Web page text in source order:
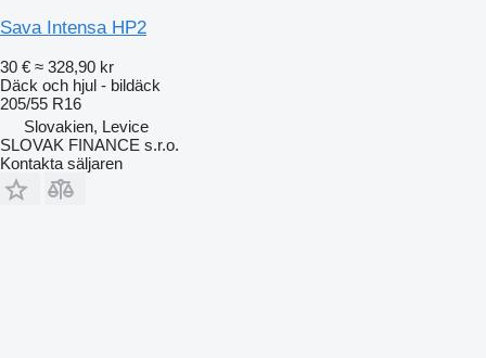
Sava Intensa HP2
30 € ≈ 328,90 kr
Däck och hjul - bildäck
205/55 R16
Slovakien, Levice
SLOVAK FINANCE s.r.o.
Kontakta säljaren